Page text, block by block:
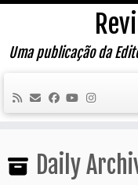
Skip
content
Uma publicação da
Daily